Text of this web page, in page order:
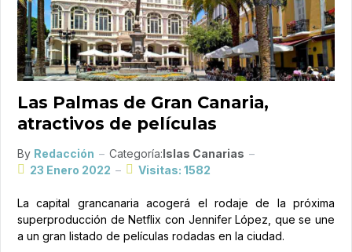
Las Palmas de Gran Canaria,
atractivos de películas
By Redacción Categoría:Islas Canarias
23 Enero 2022
Visitas: 1582
La capital grancanaria acogerá el rodaje de la próxima
superproducción de Netflix con Jennifer López, que se une
a un gran listado de películas rodadas en la ciudad.